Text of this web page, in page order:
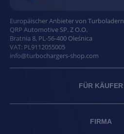
Europäischer Anbieter von Turboladern
QRP Automotive SP. Z O.O.
Bratnia 8, PL-56-400 Oleśnica
VAT: PL9112055005
info@turbochargers-shop.com
FÜR KÄUFER
FIRMA